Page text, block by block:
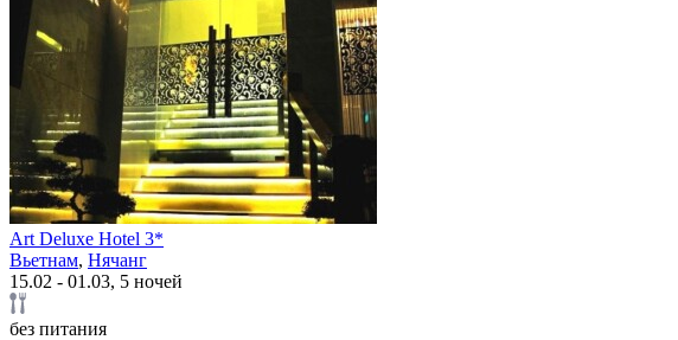
Art Deluxe Hotel 3*
Вьетнам, Нячанг
15.02 - 01.03, 5 ночей
без питания